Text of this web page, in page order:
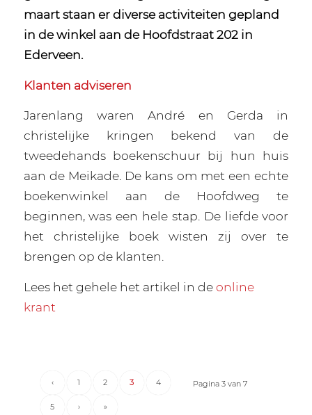
maart staan er diverse activiteiten gepland
in de winkel aan de Hoofdstraat 202 in
Ederveen.
Klanten adviseren
Jarenlang waren André en Gerda in
christelijke kringen bekend van de
tweedehands boekenschuur bij hun huis
aan de Meikade. De kans om met een echte
boekenwinkel aan de Hoofdweg te
beginnen, was een hele stap. De liefde voor
het christelijke boek wisten zij over te
brengen op de klanten.
Lees het gehele het artikel in deonline
krant
Pagina 3 van 7
‹ 1 2 3 4
5 › »